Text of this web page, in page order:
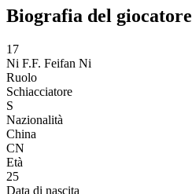
Biografia del giocatore
17
Ni F.F. Feifan Ni
Ruolo
Schiacciatore
S
Nazionalità
China
CN
Età
25
Data di nascita